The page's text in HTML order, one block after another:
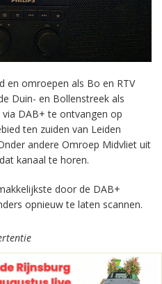
en omroepen als Bo en RTV
Duin- en Bollenstreek als
DAB+ te ontvangen op
ten zuiden van Leiden
andere Omroep Midvliet uit
kanaal te horen.
door de DAB+
opnieuw te laten scannen.